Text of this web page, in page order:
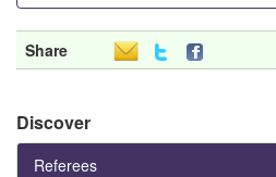
Share
Discover
Referees